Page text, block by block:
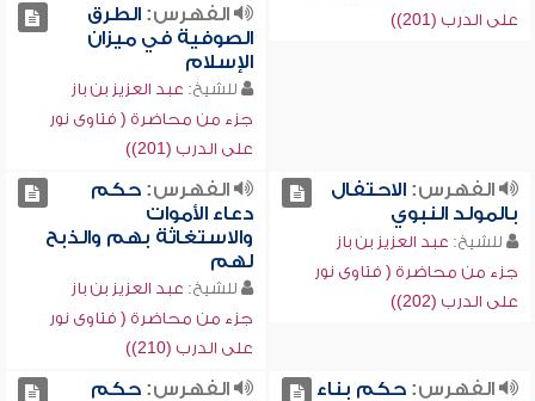
على الدرب (201))
الفهرس:الطرق
الصوفية في ميزان
الإسلام
للشيخ: عبد العزيز بن باز
جزء من محاضرة ( فتاوى نور
على الدرب (201))
الفهرس:الاحتفال
بالمولد النبوي
للشيخ: عبد العزيز بن باز
جزء من محاضرة ( فتاوى نور
على الدرب (202))
الفهرس:حكم
دعاء الأموات
والاستغاثة بهم والذبح
لهم
للشيخ: عبد العزيز بن باز
جزء من محاضرة ( فتاوى نور
على الدرب (210))
الفهرس:حكم بناء
الفهرس:حكم